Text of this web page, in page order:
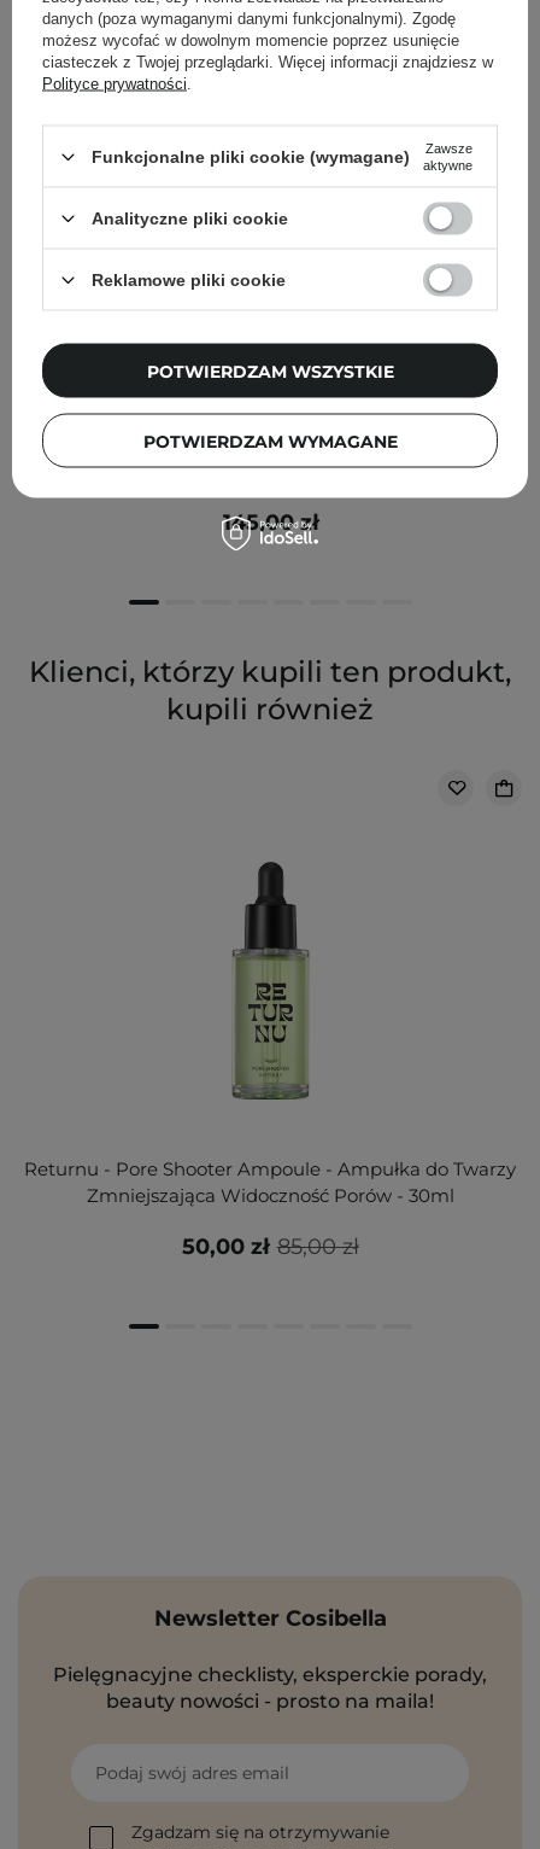
Lumene - Nordic Ageless Ajaton Radiant Youth Night
Cream - Krem na Noc - 50ml
145,00 zł
Klienci, którzy kupili ten produkt,
kupili również
Returnu - Pore Shooter Ampoule - Ampułka do Twarzy
Zmniejszająca Widoczność Porów - 30ml
85,00 zł
50,00 zł
Newsletter Cosibella
Pielęgnacyjne checklisty, eksperckie porady,
beauty nowości - prosto na maila!
Podaj swój adres email
Zgadzam się na otrzymywanie
danych (poza wymaganymi danymi funkcjonalnymi). Zgodę
możesz wycofać w dowolnym momencie poprzez usunięcie
ciasteczek z Twojej przeglądarki. Więcej informacji znajdziesz w
Polityce prywatności
Funkcjonalne pliki cookie (wymagane)
Zawsze
aktywne
Analityczne pliki cookie
Reklamowe pliki cookie
POTWIERDZAM WYMAGANE
POTWIERDZAM WSZYSTKIE